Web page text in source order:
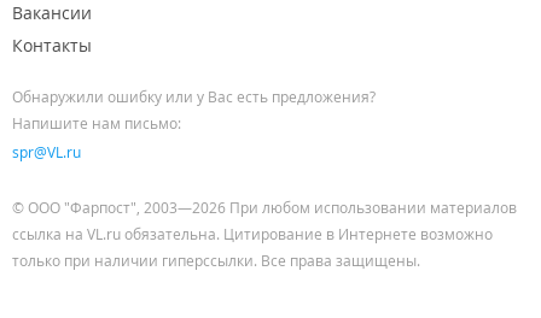
Вакансии
Контакты
Обнаружили ошибку или у Вас есть предложения?
Напишите нам письмо:
spr@VL.ru
© ООО "Фарпост", 2003—2026 При любом использовании материалов
ссылка на VL.ru обязательна. Цитирование в Интернете возможно
только при наличии гиперссылки. Все права защищены.